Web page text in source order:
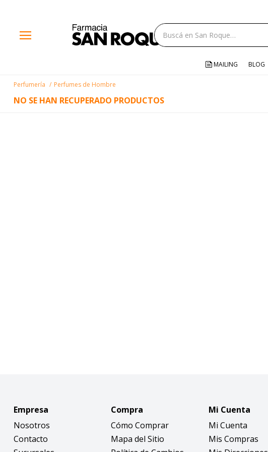
menu
MAILING BLOG
Perfumería Perfumes de Hombre
NO SE HAN RECUPERADO PRODUCTOS
Empresa
Nosotros
Contacto
Compra
Cómo Comprar
Mapa del Sitio
Mi Cuenta
Mi Cuenta
Mis Compras
close
storefront
help